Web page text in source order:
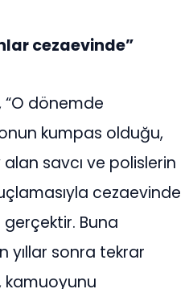
cezaevinde”
“O dönemde
kumpas olduğu,
savcı ve polislerin
cezaevinde
Buna
yıllar sonra tekrar
kamuoyunu